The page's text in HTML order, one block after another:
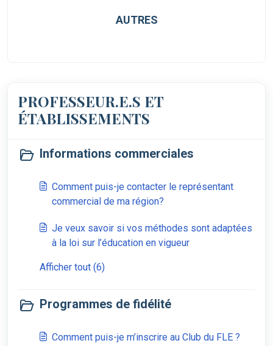
AUTRES
PROFESSEUR.E.S ET
ÉTABLISSEMENTS
Informations commerciales
Comment puis-je contacter le représentant
commercial de ma région?
Je veux savoir si vos méthodes sont adaptées
à la loi sur l’éducation en vigueur
Afficher tout (6)
Programmes de fidélité
Comment puis-je m’inscrire au Club du FLE ?